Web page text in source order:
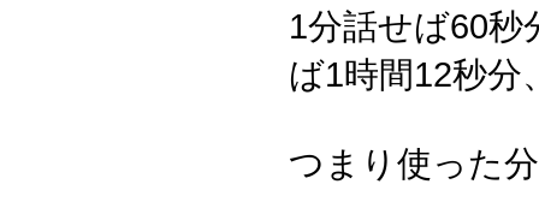
1分話せば60秒
ば1時間12秒分
つまり使った